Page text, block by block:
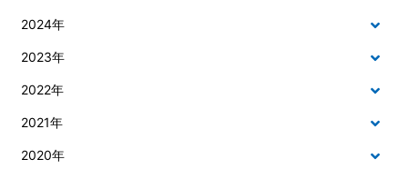
2024年
2023年
2022年
2021年
2020年